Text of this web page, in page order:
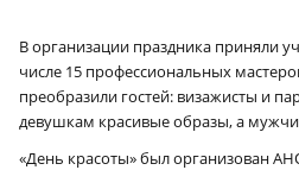
В организации праздника приняли
числе 15 профессиональных
преобразили гостей: визажисты и
девушкам красивые образы, а
«День красоты» был организован